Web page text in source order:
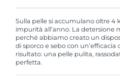
che, in caso di difetti nei
acquisto, FOREO sostituirà
gratuitamente.
Sulla pelle si accumulano oltre 4
impurità all’anno. La detersione
perché abbiamo creato un
di sporco e sebo con
risultato: una pelle pulita,
perfetta.